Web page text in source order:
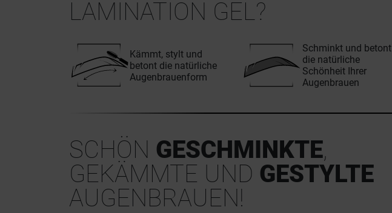
LAMINATION GEL?
Kämmt, stylt und
betont die natürliche
Augenbrauenform
Schminkt und betont
die natürliche
Schönheit Ihrer
Augenbrauen
SCHÖN GESCHMINKTE,
GEKÄMMTE UND GESTYLTE
AUGENBRAUEN!